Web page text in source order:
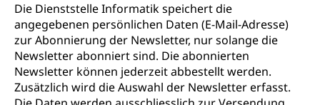
Die Dienststelle Informatik speichert die
angegebenen persönlichen Daten (E-Mail-Adresse)
zur Abonnierung der Newsletter, nur solange die
Newsletter abonniert sind. Die abonnierten
Newsletter können jederzeit abbestellt werden.
Zusätzlich wird die Auswahl der Newsletter erfasst.